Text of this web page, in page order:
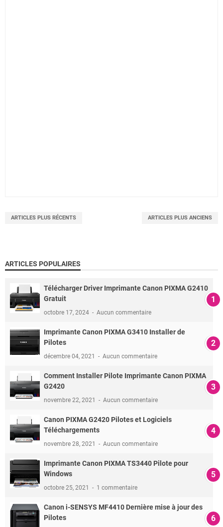
ARTICLES PLUS RÉCENTS ARTICLES PLUS ANCIENS
ARTICLES POPULAIRES
Télécharger Driver Imprimante Canon PIXMA G2410
Gratuit
octobre 17, 2024 Aucun commentaire
Imprimante Canon PIXMA G3410 Installer de
Pilotes
décembre 04, 2021 Aucun commentaire
Comment Installer Pilote Imprimante Canon PIXMA
G2420
novembre 22, 2021 Aucun commentaire
Canon PIXMA G2420 Pilotes et Logiciels
Téléchargements
novembre 28, 2021 Aucun commentaire
Imprimante Canon PIXMA TS3440 Pilote pour
Windows
octobre 25, 2021 1 commentaire
Canon i-SENSYS MF4410 Dernière mise à jour des
Pilotes